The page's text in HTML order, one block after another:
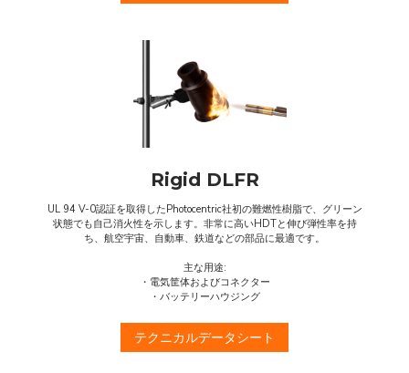
Rigid DLFR
UL 94 V-0認証を取得したPhotocentric社初の難燃性樹脂で、グリーン
状態でも自己消火性を示します。非常に高いHDTと伸び弾性率を持
ち、航空宇宙、自動車、鉄道などの部品に最適です。
主な用途:
・電気筐体およびコネクター
・バッテリーハウジング
テクニカルデータシート